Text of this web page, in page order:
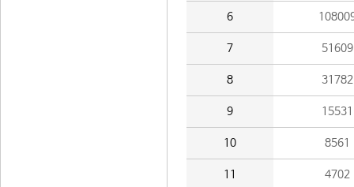
6
7 51609
8 31782
9 15531
10 8561
11 4702